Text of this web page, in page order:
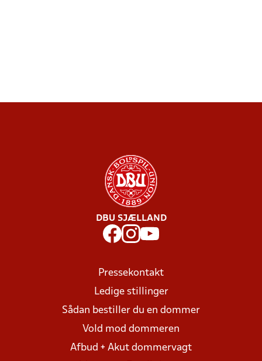
DBU SJÆLLAND
Pressekontakt
Ledige stillinger
Sådan bestiller du en dommer
Vold mod dommeren
Afbud + Akut dommervagt